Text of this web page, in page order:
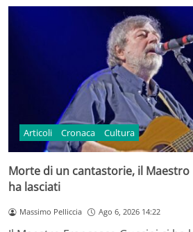
Articoli Cronaca Cultura
Morte di un cantastorie, il Maestro
ha lasciati
Massimo Pelliccia Ago 6, 2026 14:22